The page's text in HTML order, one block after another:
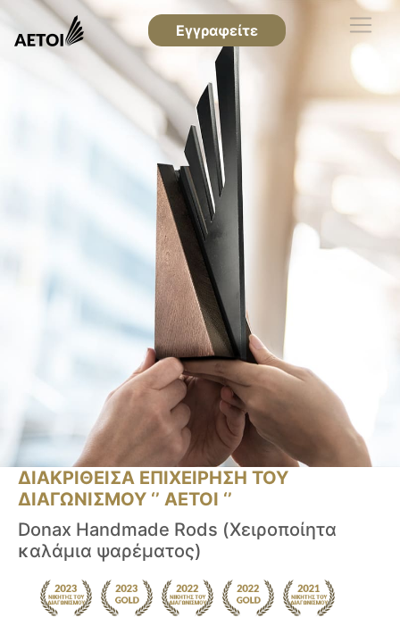
Εγγραφείτε
ΔΙΑΚΡΙΘΕΙΣΑ ΕΠΙΧΕΙΡΗΣΗ ΤΟΥ
ΔΙΑΓΩΝΙΣΜΟΥ ‘’ ΑΕΤΟΙ ‘’
Donax Handmade Rods (Χειροποίητα
καλάμια ψαρέματος)